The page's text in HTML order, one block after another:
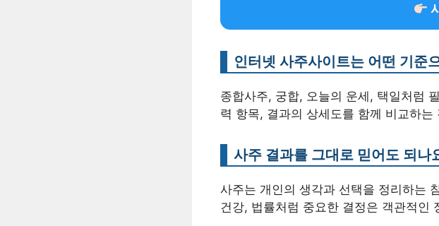
인터넷 사주사이트는 어떤 기준
종합사주, 궁합, 오늘의 운세, 택일처럼
력 항목, 결과의 상세도를 함께 비교하는
사주 결과를 그대로 믿어도 되나
사주는 개인의 생각과 선택을 정리하는
건강, 법률처럼 중요한 결정은 객관적인